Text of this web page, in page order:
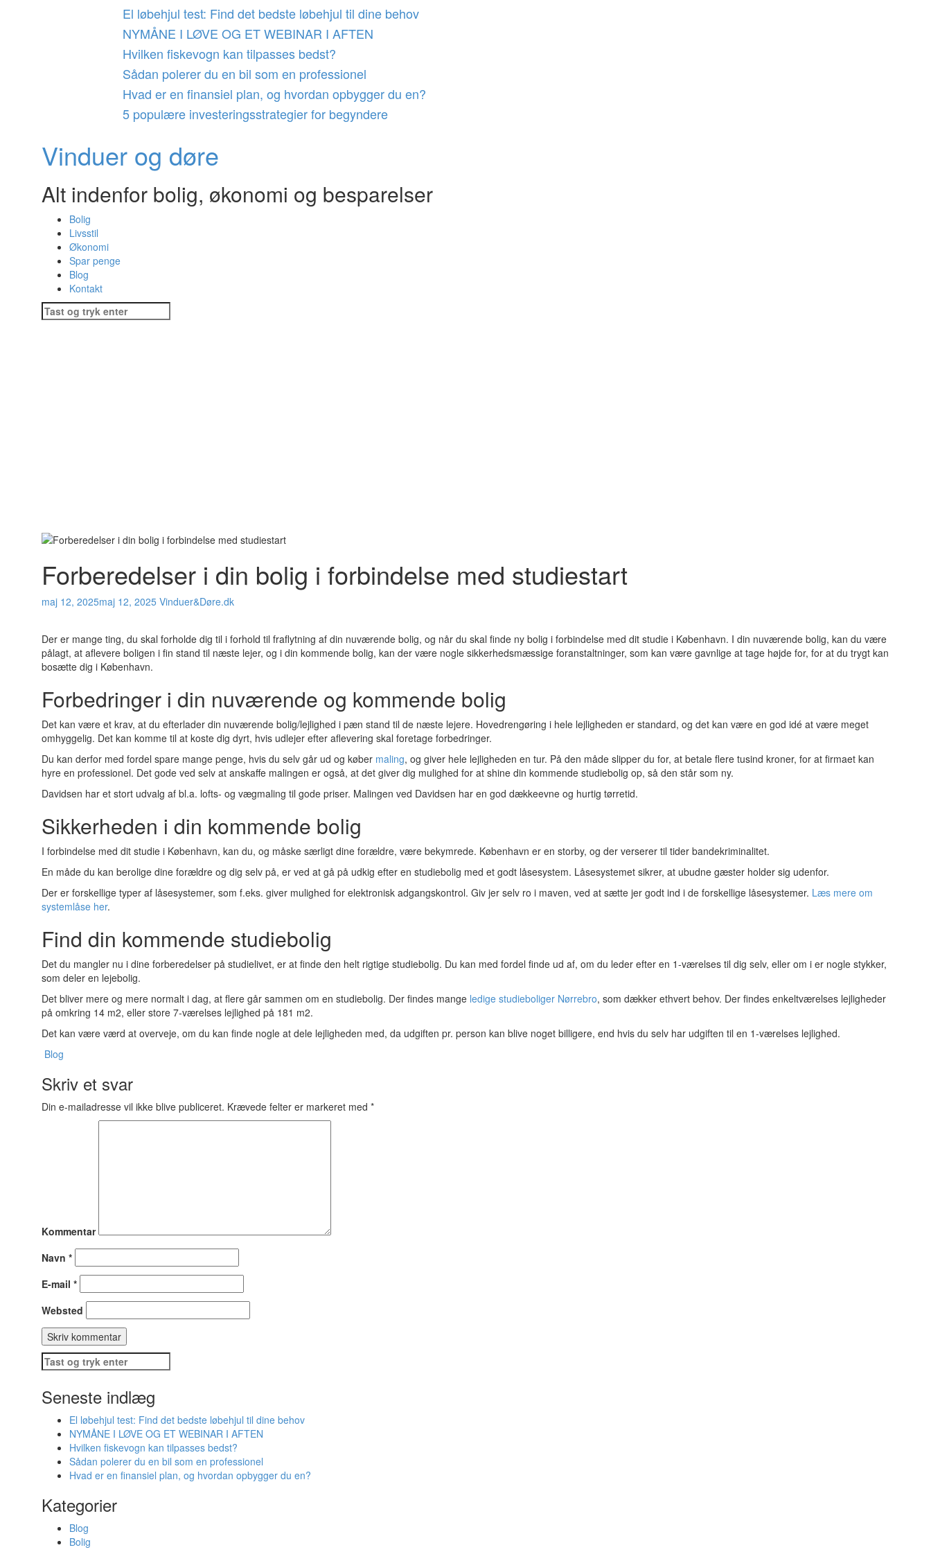
El løbehjul test: Find det bedste løbehjul til dine behov
NYMÅNE I LØVE OG ET WEBINAR I AFTEN
Hvilken fiskevogn kan tilpasses bedst?
Sådan polerer du en bil som en professionel
Hvad er en finansiel plan, og hvordan opbygger du en?
5 populære investeringsstrategier for begyndere
Vinduer og døre
Alt indenfor bolig, økonomi og besparelser
Bolig
Livsstil
Økonomi
Spar penge
Blog
Kontakt
Søg
efter:
Forberedelser i din bolig i forbindelse med studiestart
maj 12, 2025maj 12, 2025 Vinduer&Døre.dk
Der er mange ting, du skal forholde dig til i forhold til fraflytning af din nuværende bolig, og når du skal finde ny bolig i forbindelse med dit studie i København. I din nuværende bolig, kan du være
pålagt, at aflevere boligen i fin stand til næste lejer, og i din kommende bolig, kan der være nogle sikkerhedsmæssige foranstaltninger, som kan være gavnlige at tage højde for, for at du trygt kan
bosætte dig i København.
Forbedringer i din nuværende og kommende bolig
Det kan være et krav, at du efterlader din nuværende bolig/lejlighed i pæn stand til de næste lejere. Hovedrengøring i hele lejligheden er standard, og det kan være en god idé at være meget
omhyggelig. Det kan komme til at koste dig dyrt, hvis udlejer efter aflevering skal foretage forbedringer.
Du kan derfor med fordel spare mange penge, hvis du selv går ud og køber maling, og giver hele lejligheden en tur. På den måde slipper du for, at betale flere tusind kroner, for at firmaet kan
hyre en professionel. Det gode ved selv at anskaffe malingen er også, at det giver dig mulighed for at shine din kommende studiebolig op, så den står som ny.
Davidsen har et stort udvalg af bl.a. lofts- og vægmaling til gode priser. Malingen ved Davidsen har en god dækkeevne og hurtig tørretid.
Sikkerheden i din kommende bolig
I forbindelse med dit studie i København, kan du, og måske særligt dine forældre, være bekymrede. København er en storby, og der verserer til tider bandekriminalitet.
En måde du kan berolige dine forældre og dig selv på, er ved at gå på udkig efter en studiebolig med et godt låsesystem. Låsesystemet sikrer, at ubudne gæster holder sig udenfor.
Der er forskellige typer af låsesystemer, som f.eks. giver mulighed for elektronisk adgangskontrol. Giv jer selv ro i maven, ved at sætte jer godt ind i de forskellige låsesystemer. Læs mere om
systemlåse her.
Find din kommende studiebolig
Det du mangler nu i dine forberedelser på studielivet, er at finde den helt rigtige studiebolig. Du kan med fordel finde ud af, om du leder efter en 1-værelses til dig selv, eller om i er nogle stykker,
som deler en lejebolig.
Det bliver mere og mere normalt i dag, at flere går sammen om en studiebolig. Der findes mange ledige studieboliger Nørrebro, som dækker ethvert behov. Der findes enkeltværelses lejligheder
på omkring 14 m2, eller store 7-værelses lejlighed på 181 m2.
Det kan være værd at overveje, om du kan finde nogle at dele lejligheden med, da udgiften pr. person kan blive noget billigere, end hvis du selv har udgiften til en 1-værelses lejlighed.
Blog
Skriv et svar
Din e-mailadresse vil ikke blive publiceret. Krævede felter er markeret med *
Kommentar
Navn *
E-mail *
Websted
Søg
efter:
Seneste indlæg
El løbehjul test: Find det bedste løbehjul til dine behov
NYMÅNE I LØVE OG ET WEBINAR I AFTEN
Hvilken fiskevogn kan tilpasses bedst?
Sådan polerer du en bil som en professionel
Hvad er en finansiel plan, og hvordan opbygger du en?
Kategorier
Blog
Bolig